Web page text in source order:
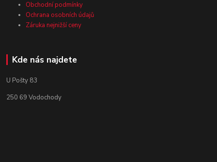
Obchodní podmínky
Ochrana osobních údajů
Záruka nejnižší ceny
Kde nás najdete
U Pošty 83
250 69 Vodochody